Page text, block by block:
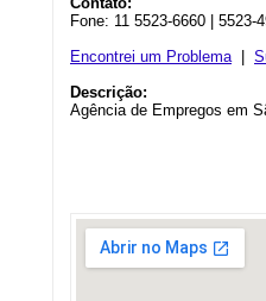
Fone: 11 5523-6660 | 5523-
Encontrei um Problema|
Descrição:
Agência de Empregos em